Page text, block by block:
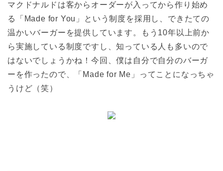
マクドナルドは客からオーダーが入ってから作り始め
る「Made for You」という制度を採用し、できたての
温かいバーガーを提供しています。もう10年以上前か
ら実施している制度ですし、知っている人も多いので
はないでしょうかね！今回、僕は自分で自分のバーガ
ーを作ったので、「Made for Me」ってことになっちゃ
うけど（笑）